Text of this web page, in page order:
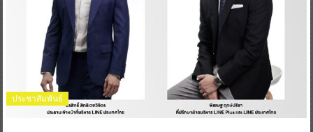
ประชาสัมพันธ์